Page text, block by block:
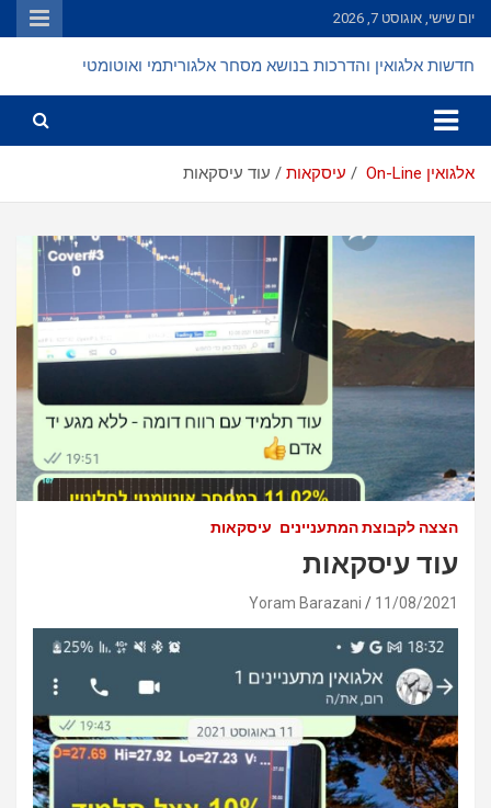
Skip
to
יום שישי, אוגוסט 7, 2026
חדשות אלגואין והדרכות בנושא מסחר אלגוריתמי ואוטומטי
אלגואין On-Line עיסקאות עוד עיסקאות
הצצה לקבוצת המתעניינים עיסקאות
עוד עיסקאות
11/08/2021
Yoram Barazani